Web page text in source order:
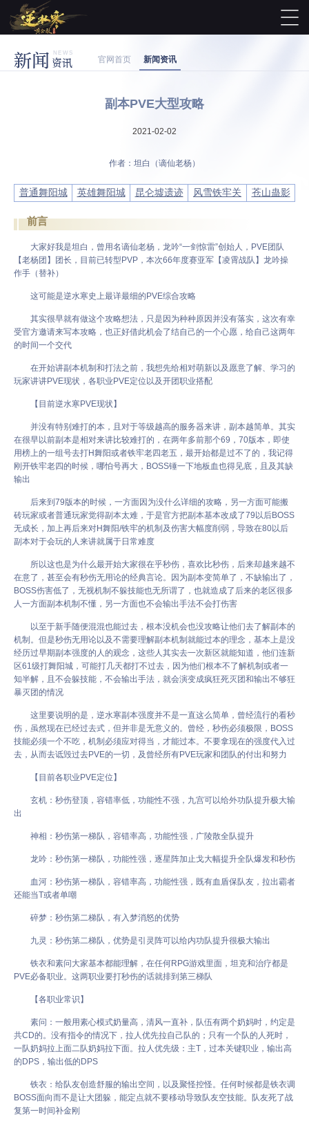
新闻 资讯
NEWS
官网首页 新闻资讯
副本PVE大型攻略
2021-02-02
作者：坦白（谪仙老杨）
普通舞阳城 英雄舞阳城 昆仑墟遗迹 风雪铁牢关 苍山蛊影
前言
大家好我是坦白，曾用名谪仙老杨，龙吟“一剑惊雷”创始人，PVE团队
【老杨团】团长，目前已转型PVP，本次66年度赛亚军【凌霄战队】龙吟操
作手（替补）
这可能是逆水寒史上最详最细的PVE综合攻略
其实很早就有做这个攻略想法，只是因为种种原因并没有落实，这次有幸
受官方邀请来写本攻略，也正好借此机会了结自己的一个心愿，给自己这两年
的时间一个交代
在开始讲副本机制和打法之前，我想先给相对萌新以及愿意了解、学习的
玩家讲讲PVE现状，各职业PVE定位以及开团职业搭配
【目前逆水寒PVE现状】
并没有特别难打的本，且对于等级越高的服务器来讲，副本越简单。其实
在很早以前副本是相对来讲比较难打的，在两年多前那个69，70版本，即使
用榜上的一组号去打H舞阳或者铁牢老四老五，最开始都是过不了的，我记得
刚开铁牢老四的时候，哪怕号再大，BOSS锤一下地板血也得见底，且及其缺
输出
后来到79版本的时候，一方面因为没什么详细的攻略，另一方面可能搬
砖玩家或者普通玩家觉得副本太难，于是官方把副本基本改成了79以后BOSS
无成长，加上再后来对H舞阳/铁牢的机制及伤害大幅度削弱，导致在80以后
副本对于会玩的人来讲就属于日常难度
所以这也是为什么最开始大家很在乎秒伤，喜欢比秒伤，后来却越来越不
在意了，甚至会有秒伤无用论的经典言论。因为副本变简单了，不缺输出了，
BOSS伤害低了，无视机制不躲技能也无所谓了，也就造成了后来的老区很多
人一方面副本机制不懂，另一方面也不会输出手法不会打伤害
以至于新手随便混混也能过去，根本没机会也没攻略让他们去了解副本的
机制。但是秒伤无用论以及不需要理解副本机制就能过本的理念，基本上是没
经历过早期副本强度的人的观念，这些人其实去一次新区就能知道，他们连新
区61级打舞阳城，可能打几天都打不过去，因为他们根本不了解机制或者一
知半解，且不会躲技能，不会输出手法，就会演变成疯狂死灭团和输出不够狂
暴灭团的情况
这里要说明的是，逆水寒副本强度并不是一直这么简单，曾经流行的看秒
伤，虽然现在已经过去式，但并非是无意义的。曾经，秒伤必须极限，BOSS
技能必须一个不吃，机制必须应对得当，才能过本。不要拿现在的强度代入过
去，从而去诋毁过去PVE的一切，及曾经所有PVE玩家和团队的付出和努力
【目前各职业PVE定位】
玄机：秒伤登顶，容错率低，功能性不强，九宫可以给外功队提升极大输
出
神相：秒伤第一梯队，容错率高，功能性强，广陵散全队提升
龙吟：秒伤第一梯队，功能性强，逐星阵加止戈大幅提升全队爆发和秒伤
血河：秒伤第一梯队，容错率高，功能性强，既有血盾保队友，拉出霸者
还能当T或者单嘲
碎梦：秒伤第二梯队，有入梦消怒的优势
九灵：秒伤第二梯队，优势是引灵阵可以给内功队提升很极大输出
铁衣和素问大家基本都能理解，在任何RPG游戏里面，坦克和治疗都是
PVE必备职业。这两职业要打秒伤的话就排到第三梯队
【各职业常识】
素问：一般用素心模式奶量高，清风一直补，队伍有两个奶妈时，约定是
共CD的。没有指令的情况下，拉人优先拉自己队的；只有一个队的人死时，
一队奶妈拉上面二队奶妈拉下面。拉人优先级：主T，过本关键职业，输出高
的DPS，输出低的DPS
铁衣：给队友创造舒服的输出空间，以及聚怪控怪。任何时候都是铁衣调
BOSS面向而不是让大团躲，能定点就不要移动导致队友空技能。队友死了战
复第一时间补金刚